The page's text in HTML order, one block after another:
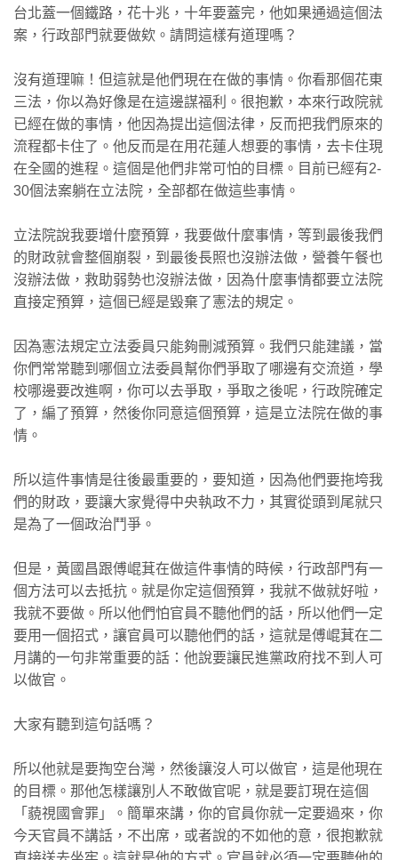
台北蓋一個鐵路，花十兆，十年要蓋完，他如果通過這個法
案，行政部門就要做欸。請問這樣有道理嗎？
沒有道理嘛！但這就是他們現在在做的事情。你看那個花東
三法，你以為好像是在這邊謀福利。很抱歉，本來行政院就
已經在做的事情，他因為提出這個法律，反而把我們原來的
流程都卡住了。他反而是在用花蓮人想要的事情，去卡住現
在全國的進程。這個是他們非常可怕的目標。目前已經有2-
30個法案躺在立法院，全部都在做這些事情。
立法院說我要增什麼預算，我要做什麼事情，等到最後我們
的財政就會整個崩裂，到最後長照也沒辦法做，營養午餐也
沒辦法做，救助弱勢也沒辦法做，因為什麼事情都要立法院
直接定預算，這個已經是毀棄了憲法的規定。
因為憲法規定立法委員只能夠刪減預算。我們只能建議，當
你們常常聽到哪個立法委員幫你們爭取了哪邊有交流道，學
校哪邊要改進啊，你可以去爭取，爭取之後呢，行政院確定
了，編了預算，然後你同意這個預算，這是立法院在做的事
情。
所以這件事情是往後最重要的，要知道，因為他們要拖垮我
們的財政，要讓大家覺得中央執政不力，其實從頭到尾就只
是為了一個政治鬥爭。
但是，黃國昌跟傅崐萁在做這件事情的時候，行政部門有一
個方法可以去抵抗。就是你定這個預算，我就不做就好啦，
我就不要做。所以他們怕官員不聽他們的話，所以他們一定
要用一個招式，讓官員可以聽他們的話，這就是傅崐萁在二
月講的一句非常重要的話：他說要讓民進黨政府找不到人可
以做官。
大家有聽到這句話嗎？
所以他就是要掏空台灣，然後讓沒人可以做官，這是他現在
的目標。那他怎樣讓別人不敢做官呢，就是要訂現在這個
「藐視國會罪」。簡單來講，你的官員你就一定要過來，你
今天官員不講話，不出席，或者說的不如他的意，很抱歉就